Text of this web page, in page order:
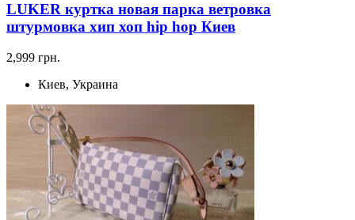
LUKER куртка новая парка ветровка
штурмовка хип хоп hip hop Киев
2,999 грн.
Киев, Украина